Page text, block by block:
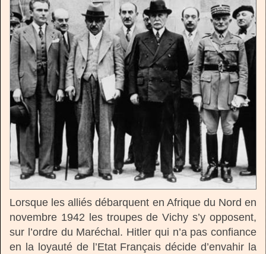
Lorsque les alliés débarquent en Afrique du Nord en
novembre 1942 les troupes de Vichy s’y opposent,
sur l’ordre du Maréchal. Hitler qui n’a pas confiance
en la loyauté de l’Etat Français décide d’envahir la